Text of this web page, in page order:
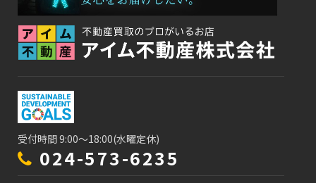
受付時間 9:00～18:00(水曜定休)
024-573-6235